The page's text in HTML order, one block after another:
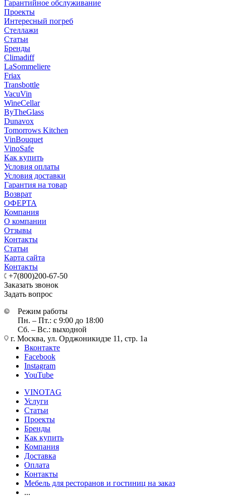
Гарантийное обслуживание
Проекты
Интересный погреб
Стеллажи
Статьи
Бренды
Climadiff
LaSommeliere
Friax
Transbottle
VacuVin
WineCellar
ByTheGlass
Dunavox
Tomorrows Kitchen
VinBouquet
VinoSafe
Как купить
Условия оплаты
Условия доставки
Гарантия на товар
Возврат
ОФЕРТА
Компания
О компании
Отзывы
Контакты
Статьи
Карта сайта
Контакты
+7(800)200-67-50
Заказать звонок
Задать вопрос
Режим работы
Пн. – Пт.: с 9:00 до 18:00
Сб. – Вс.: выходной
г. Москва, ул. Орджоникидзе 11, стр. 1а
Вконтакте
Facebook
Instagram
YouTube
VINOTAG
Услуги
Статьи
Проекты
Бренды
Как купить
Компания
Доставка
Оплата
Контакты
Мебель для ресторанов и гостиниц на заказ
...